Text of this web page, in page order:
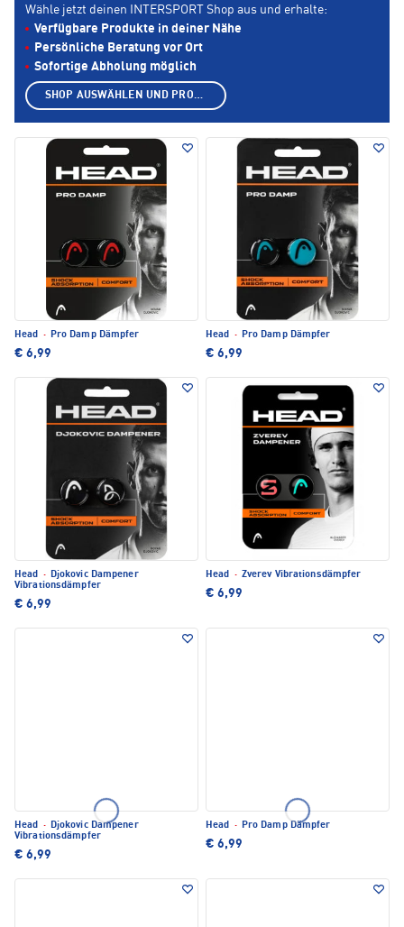
Head · Pro Damp Dämpfer
€ 6,99
Head · Pro Damp Dämpfer
€ 6,99
Head · Djokovic Dampener
Vibrationsdämpfer
€ 6,99
Head · Zverev Vibrationsdämpfer
€ 6,99
Head · Djokovic Dampener
Vibrationsdämpfer
€ 6,99
Head · Pro Damp Dämpfer
€ 6,99
Wähle jetzt deinen INTERSPORT Shop aus und erhalte:
Verfügbare Produkte in deiner Nähe
Persönliche Beratung vor Ort
Sofortige Abholung möglich
SHOP AUSWÄHLEN UND PRODUKTE ANZEIGEN